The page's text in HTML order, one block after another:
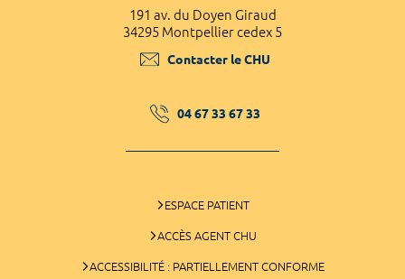
191 av. du Doyen Giraud
34295 Montpellier cedex 5
Contacter le CHU
04 67 33 67 33
ESPACE PATIENT
ACCÈS AGENT CHU
ACCESSIBILITÉ : PARTIELLEMENT CONFORME